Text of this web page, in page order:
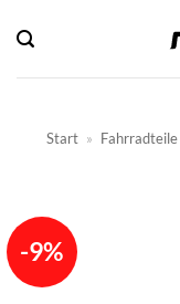
Inhalt
springen
Start » Fahrradteile
-9%